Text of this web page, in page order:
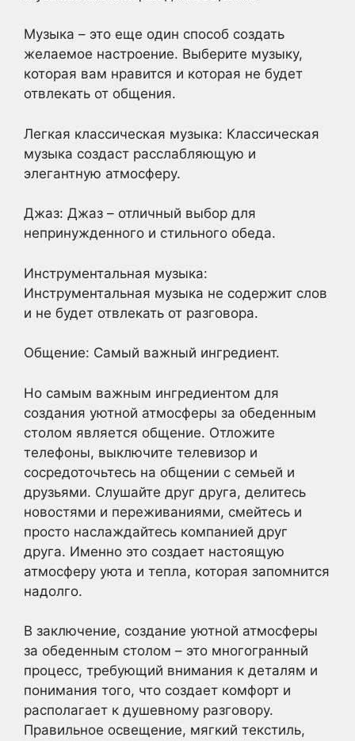
Музыка – это еще один способ создать
желаемое настроение. Выберите музыку,
которая вам нравится и которая не будет
отвлекать от общения.
Легкая классическая музыка: Классическая
музыка создаст расслабляющую и
элегантную атмосферу.
Джаз: Джаз – отличный выбор для
непринужденного и стильного обеда.
Инструментальная музыка:
Инструментальная музыка не содержит слов
и не будет отвлекать от разговора.
Общение: Самый важный ингредиент.
Но самым важным ингредиентом для
создания уютной атмосферы за обеденным
столом является общение. Отложите
телефоны, выключите телевизор и
сосредоточьтесь на общении с семьей и
друзьями. Слушайте друг друга, делитесь
новостями и переживаниями, смейтесь и
просто наслаждайтесь компанией друг
друга. Именно это создает настоящую
атмосферу уюта и тепла, которая запомнится
надолго.
В заключение, создание уютной атмосферы
за обеденным столом – это многогранный
процесс, требующий внимания к деталям и
понимания того, что создает комфорт и
располагает к душевному разговору.
Правильное освещение, мягкий текстиль,